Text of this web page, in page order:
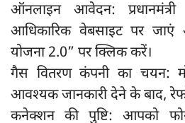
ऑनलाइन आवेदन:
आधिकारिक वेबसाइट पर
योजना 2.0” पर क्लिक करें।
गैस वितरण कंपनी का चयन:
आवश्यक जानकारी देने के बाद,
कनेक्शन की पुष्टि: आपको